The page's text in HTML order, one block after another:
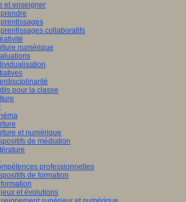
et enseigner
collaboratifs
numérique
pour la classe
et numérique
de médiation
professionnelles
de formation
formation
et évolutions